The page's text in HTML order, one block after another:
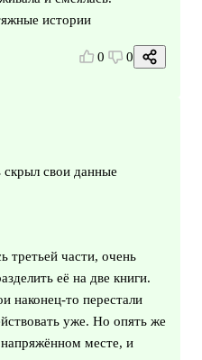
истории
0 0
скрыл свои данные
третьей части, очень
её на две книги.
наконец-то перестали
уже. Но опять же
месте, и